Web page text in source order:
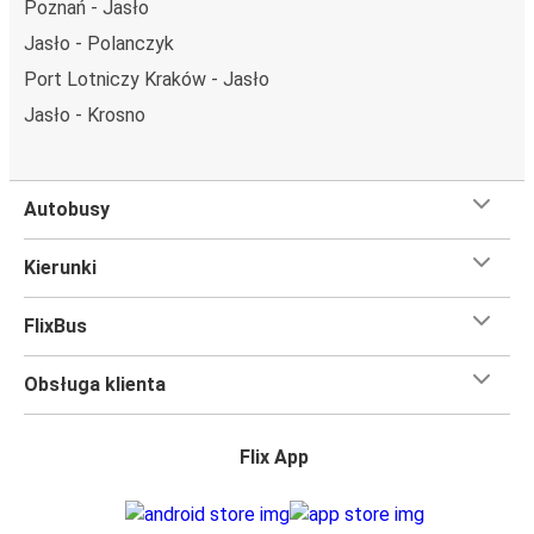
przystanki/ów FlixBusa.
trasie Jasło - Łódź
oznacza wygodną podróż w wielkim stylu, z
udogodnieniami
Większość naszych autobusów jest wyposażona w
jedną sztuka bagażu
nawet jeśli wybierasz się w długą podróż, nie musisz się
martwić, że nie wystarczy Ci miejsca w bagażu.
w naszych autobusach
zakupu biletu. Do wyboru maszmiejsce klasyczne,
Poznań - Jasło
Jasło - Polanczyk
Port Lotniczy Kraków - Jasło
Jasło - Krosno
Autobusy
Kierunki
FlixBus
Obsługa klienta
Flix App